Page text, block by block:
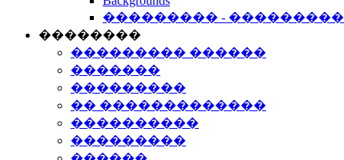
��������� - ���������
��������
��������� ������
�������
���������
�� �������������
����������
���������